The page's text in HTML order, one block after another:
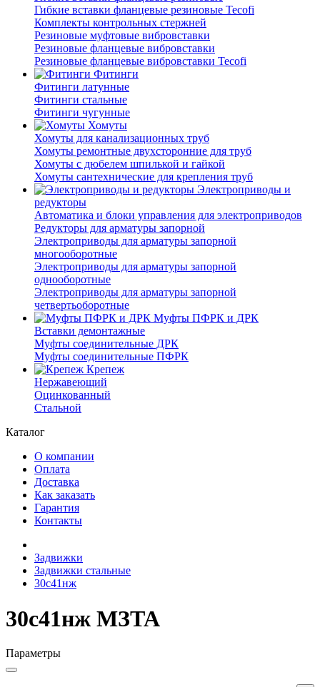
Гибкие вставки фланцевые резиновые Tecofi
Комплекты контрольных стержней
Резиновые муфтовые вибровставки
Резиновые фланцевые вибровставки
Резиновые фланцевые вибровставки Tecofi
Фитинги
Фитинги латунные
Фитинги стальные
Фитинги чугунные
Хомуты
Хомуты для канализационных труб
Хомуты ремонтные двухсторонние для труб
Хомуты с дюбелем шпилькой и гайкой
Хомуты сантехнические для крепления труб
Электроприводы и
редукторы
Автоматика и блоки управления для электроприводов
Редукторы для арматуры запорной
Электроприводы для арматуры запорной
многооборотные
Электроприводы для арматуры запорной
однооборотные
Электроприводы для арматуры запорной
четвертьоборотные
Муфты ПФРК и ДРК
Вставки демонтажные
Муфты соединительные ДРК
Муфты соединительные ПФРК
Крепеж
Нержавеющий
Оцинкованный
Стальной
Каталог
О компании
Оплата
Доставка
Как заказать
Гарантия
Контакты
Задвижки
Задвижки стальные
30с41нж
30с41нж МЗТА
Параметры